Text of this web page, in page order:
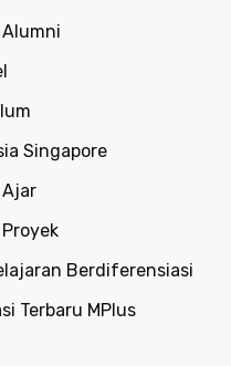
Alumni
Singapore
Ajar
Berdiferensiasi
Terbaru MPlus